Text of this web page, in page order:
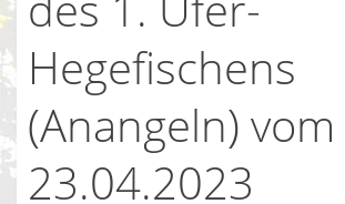
Hegefischens
(Anangeln) vom
23.04.2023